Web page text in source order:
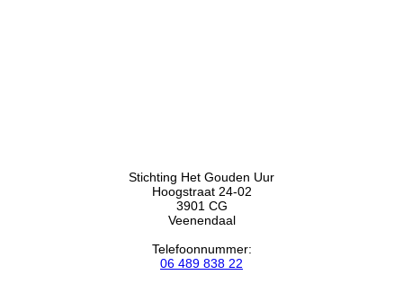
Stichting Het Gouden Uur
Hoogstraat 24-02
3901 CG
Veenendaal
Telefoonnummer:
06 489 838 22